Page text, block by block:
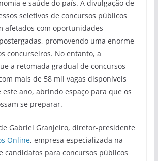
e saúde do país. A divulgação de
seletivos de concursos públicos
afetados com oportunidades
promovendo uma enorme
concurseiros. No entanto, a
a retomada gradual de concursos
mais de 58 mil vagas disponíveis
ano, abrindo espaço para que os
se preparar.
Gabriel Granjeiro, diretor-presidente
Online, empresa especializada na
candidatos para concursos públicos